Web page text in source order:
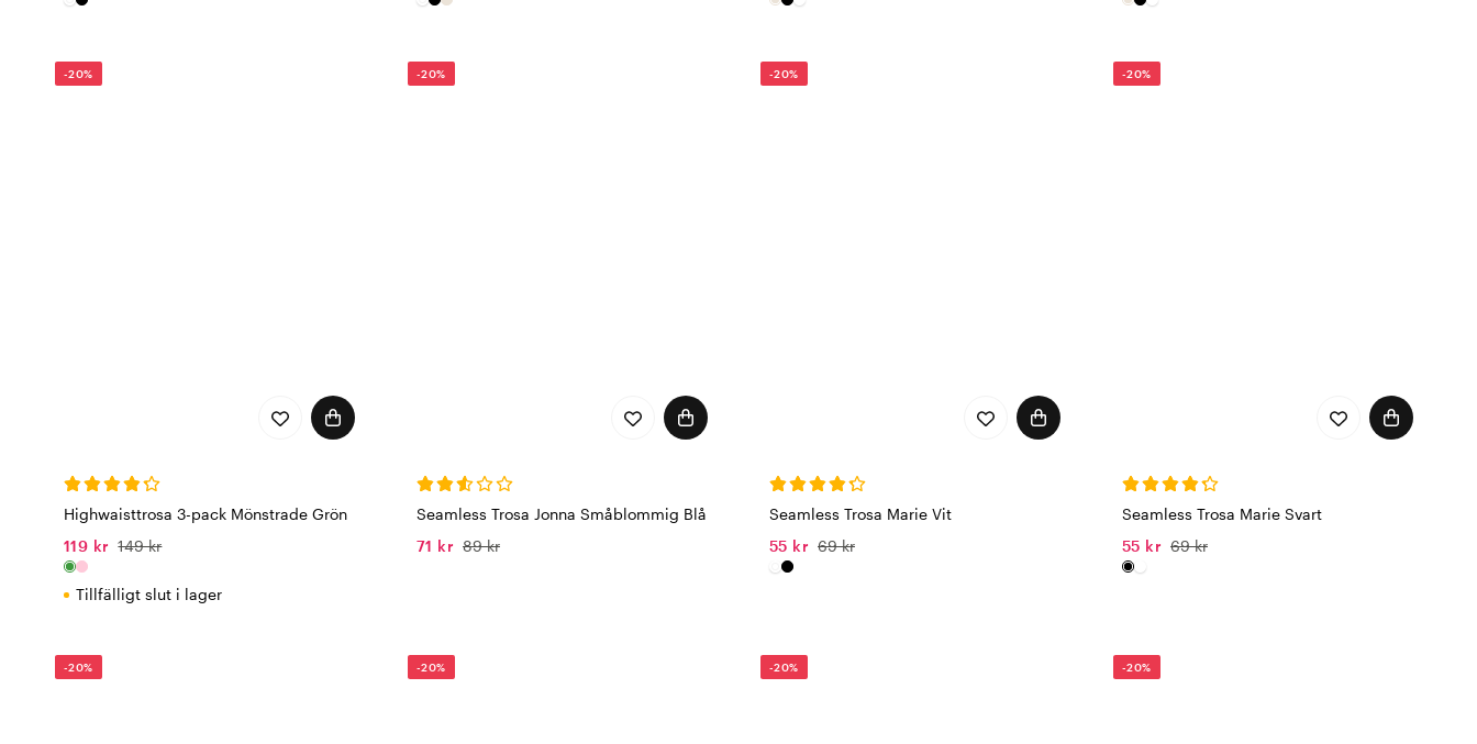
-20%
Highwaisttrosa 3-pack Mönstrade Grön
119 kr 149 kr
Tillfälligt slut i lager
-20%
Seamless Trosa Jonna Småblommig Blå
71 kr 89 kr
-20%
Seamless Trosa Marie Vit
55 kr 69 kr
-20%
Seamless Trosa Marie Svart
55 kr 69 kr
-20% -20% -20% -20%